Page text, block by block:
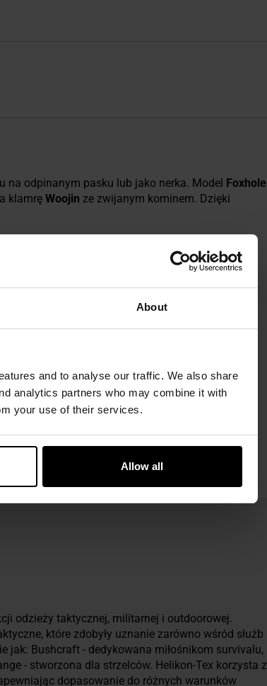
About
and to analyse our traffic. We also share
analytics partners who may combine it with
your use of their services.
Allow all
na odpinanym pasku lub jako nerka. Model Foxhole
klamrę Woojin ze zwijanym kominem. Dzięki
Foxhole do taśm calowych w różnych
odzieży taktycznej, militarnej i outdoorowej.
które zdobyły uznanie zarówno wśród służb
jak: Bushcraft - dedykowana miłośnikom survivalu,
- stworzona dla strzelców. Helikon-Tex korzysta z
dopasowanie do różnych warunków